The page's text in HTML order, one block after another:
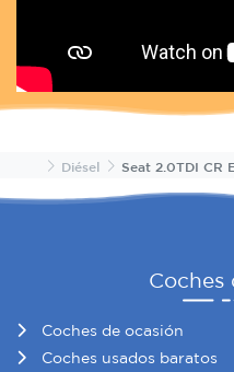
InicioDiésel Seat 2.0TDI CR
Coches
Coches de ocasión
Coches usados baratos